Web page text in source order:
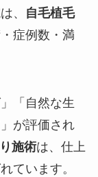
、
自毛植毛
症例数・満
「自然な生
が評価され
施術は、仕上
ています。